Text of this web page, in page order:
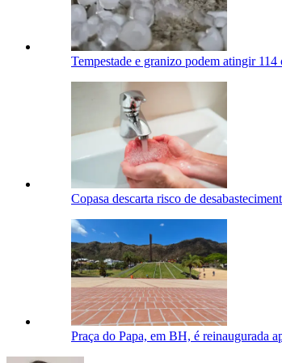
Tempestade e granizo podem atingir
Copasa descarta risco de
Praça do Papa, em BH, é reinaugurada